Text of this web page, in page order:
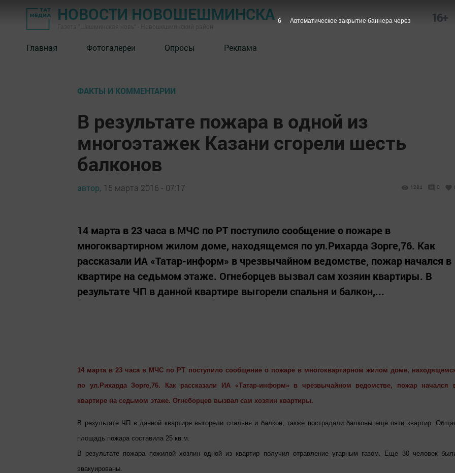
НОВОСТИ НОВОШЕШМИНСКА 16+
Главная Фотогалереи Опросы Реклама
ФАКТЫ И КОММЕНТАРИИ
В результате пожара в одной из
многоэтажек Казани сгорели шесть
балконов
автор, 15 марта 2016 - 07:17 1284 0
14 марта в 23 часа в МЧС по РТ поступило сообщение о пожаре в
многоквартирном жилом доме, находящемся по ул.Рихарда Зорге,76. Как
рассказали ИА «Татар-информ» в чрезвычайном ведомстве, пожар начался в
квартире на седьмом этаже. Огнеборцев вызвал сам хозяин квартиры. В
результате ЧП в данной квартире выгорели спальня и балкон,...
14 марта в 23 часа в МЧС по РТ поступило сообщение о пожаре в многоквартирном жилом доме,
по ул.Рихарда Зорге,76. Как рассказали ИА «Татар-информ» в чрезвычайном ведомстве, пожар начался
квартире на седьмом этаже. Огнеборцев вызвал сам хозяин квартиры.
В результате ЧП в данной квартире выгорели спальня и балкон, также пострадали балконы еще пяти квартир.
площадь пожара составила 25 кв.м.
В результате пожара пожилой хозяин одной из квартир получил отравление угарным газом. Еще 30 человек
эвакуированы.
5 Автоматическое закрытие баннера через